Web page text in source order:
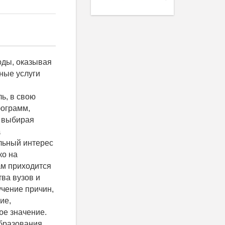
не величина затрат или выгод, связанных с обучением, а соответствующая им полезность, влияние которой на выбор потребителя имеет индивидуальные различия в зависимости от уровня его благосостояния и личных предпочтений: где Е(U) - чистая ожидаемая полезность от инвестиций в образование; Ujt - ожидаемая полезность U от инвестиций в человеческий капитал j в год t; Uot - потерянная полезность U, обусловленная упущенными возможностями 0 в год t; r - ставка дисконтирования; C - затраченная полезность, обусловленная прямыми затратами на обучение. Таким образом, применение теории полезности к изучению проблемы выбора платного образования потребителями позволяет утверждать, что чем выше уровень полезности от образования, приобретаемого потребителем, тем выше спрос на это образование. Какие же факторы позволяют вузам создавать ценность для потребителей, которую они готовы оплачивать по высокой цене? Качество высшего образования выражается в высокой производительности труда жителей тех стран, где большинство потребителей имеет доступ к лучшим вузам мира. Такая уверенность базируется на фактах о том, что большая часть студентов обучается в местах проживания. Следовательно, для стран с высокими показателями качества образования в местных вузах ожидается и более высокая в среднем производительность труда. Убедимся в достоверности данного предположения посредством применения эконометрического метода парной линейной регрессии. В табл. 1 представлены сведен